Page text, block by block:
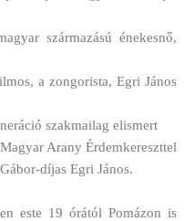
származású énekesnő,
a zongorista, Egri János
szakmailag elismert
Arany Érdemkereszttel
díjas Egri János.
este 19 órától Pomázon is